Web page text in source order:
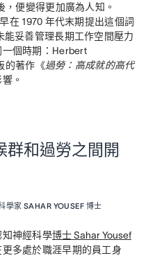
，便變得更加廣為人知。
在 1970 年代末期提出這個詞
妥善管理長期工作空間壓力
個時期：Herbert
的著作《過勞：高成就的高代
。
群和過勞之間開
學家 SAHAR YOUSEF 博士
神經科學博士 Sahar Yousef
多處於職涯早期的員工身